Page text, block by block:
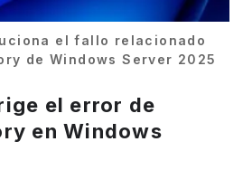
el fallo relacionado
de Windows Server 2025
el error de
en Windows